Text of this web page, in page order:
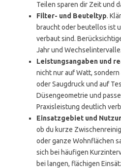
Teilen sparen dir Zeit und
Filter- und Beuteltyp.
braucht oder beutellos ist
verbaut sind.
Jahr und Wechselintervalle.
Leistungsangaben und
nicht nur auf Watt,
oder Saugdruck und auf
Düsengeometrie und
Praxisleistung deutlich
Einsatzgebiet und
ob du kurze
oder ganze Wohnflächen
sich bei häufigen
bei langen, flächigen